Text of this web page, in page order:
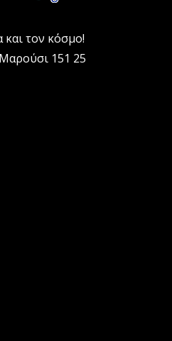
και τον κόσμο!
151 25